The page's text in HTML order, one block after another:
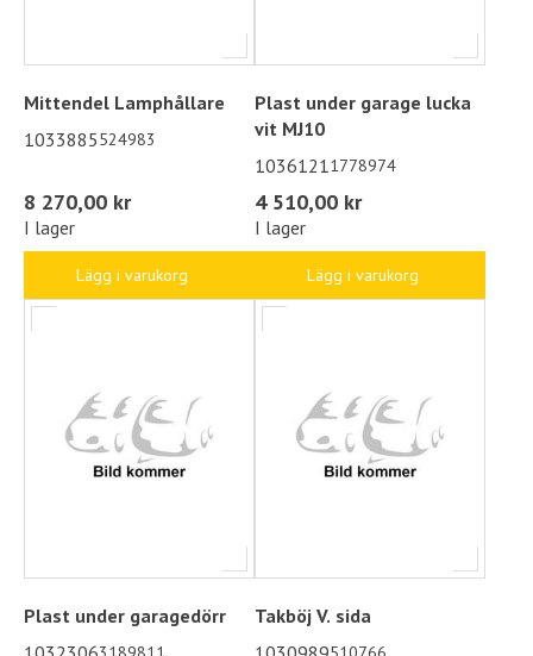
Mittendel Lamphållare
1033885524983
8 270,00 kr
I lager
Lägg i varukorg
Plast under garage lucka
vit MJ10
10361211778974
4 510,00 kr
I lager
Lägg i varukorg
Plast under garagedörr
Takböj V. sida